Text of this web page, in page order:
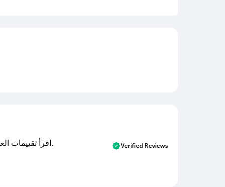
اقرأ تقييمات العملاء الأصلية والتقييمات من المشترين المتحققين. اكتشف ما يعتقده المستخدمون الحقيقيون حول خدمتنا وتعلم من تجاربهم. Verified Reviews